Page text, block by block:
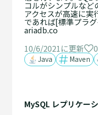
コルがシンプルなど
アクセスが高速に実
であれば[標準プラ
ariadb.co
10/6/2021に更新
0
Java Maven
MySQL レプリケー